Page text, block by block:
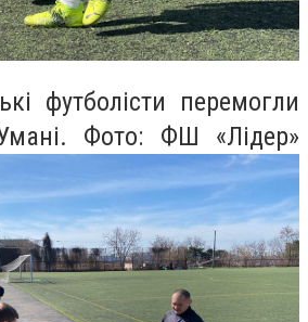
футболісти перемогли
Фото: ФШ «Лідер»